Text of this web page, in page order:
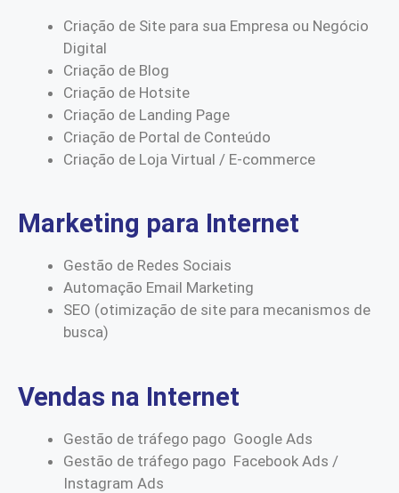
Criação de Site para sua Empresa ou Negócio
Digital
Criação de Blog
Criação de Hotsite
Criação de Landing Page
Criação de Portal de Conteúdo
Criação de Loja Virtual / E-commerce
Marketing para Internet
Gestão de Redes Sociais
Automação Email Marketing
SEO (otimização de site para mecanismos de
busca)
Vendas na Internet
Gestão de tráfego pago Google Ads
Gestão de tráfego pago Facebook Ads /
Instagram Ads